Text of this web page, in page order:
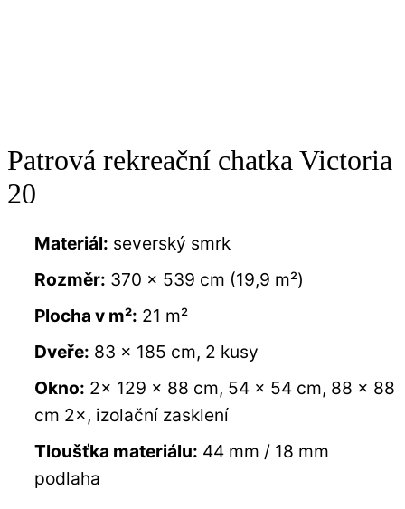
Patrová rekreační chatka Victoria
20
Materiál: severský smrk
Rozměr: 370 × 539 cm (19,9 m²)
Plocha v m²: 21 m²
Dveře: 83 × 185 cm, 2 kusy
Okno: 2× 129 × 88 cm, 54 × 54 cm, 88 × 88
cm 2×, izolační zasklení
Tloušťka materiálu: 44 mm / 18 mm
podlaha